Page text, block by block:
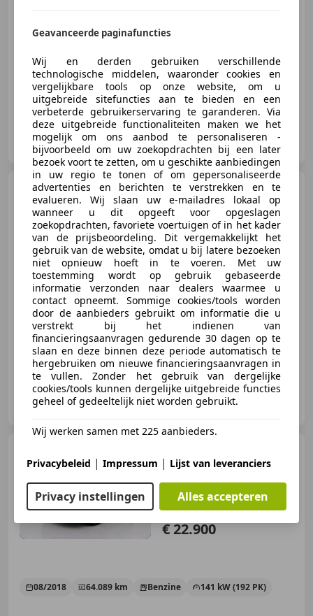
10/2012 189.034 km Benzine 184 kW (250 PK)
Autohuis Buursema
NL-9351 VJ LEEK
BMW 640640i Gran Coupé
LED*H/K Sound*Soft-
Close*Head-Up D
€ 36.450
04/2017 94.431 km Benzine 235 kW (320 PK)
Autohuis Buursema
NL-9351 VJ LEEK
OrangeEdition*X-Line*Head-
€ 22.900
08/2018 64.089 km Benzine 141 kW (192 PK)
Geavanceerde paginafuncties
Wij en derden gebruiken verschillende
technologische middelen, waaronder cookies en
vergelijkbare tools op onze website, om u
uitgebreide sitefuncties aan te bieden en een
verbeterde gebruikerservaring te garanderen. Via
deze uitgebreide functionaliteiten maken we het
mogelijk om ons aanbod te personaliseren -
bijvoorbeeld om uw zoekopdrachten bij een later
bezoek voort te zetten, om u geschikte aanbiedingen
in uw regio te tonen of om gepersonaliseerde
advertenties en berichten te verstrekken en te
evalueren. Wij slaan uw e-mailadres lokaal op
wanneer u dit opgeeft voor opgeslagen
zoekopdrachten, favoriete voertuigen of in het kader
van de prijsbeoordeling. Dit vergemakkelijkt het
gebruik van de website, omdat u bij latere bezoeken
niet opnieuw hoeft in te voeren. Met uw
toestemming wordt op gebruik gebaseerde
informatie verzonden naar dealers waarmee u
contact opneemt. Sommige cookies/tools worden
door de aanbieders gebruikt om informatie die u
verstrekt bij het indienen van
financieringsaanvragen gedurende 30 dagen op te
slaan en deze binnen deze periode automatisch te
hergebruiken om nieuwe financieringsaanvragen in
te vullen. Zonder het gebruik van dergelijke
cookies/tools kunnen dergelijke uitgebreide functies
geheel of gedeeltelijk niet worden gebruikt.
Wij werken samen met 225 aanbieders.
Privacybeleid | Impressum | Lijst van leveranciers
Privacy instellingen Alles accepteren